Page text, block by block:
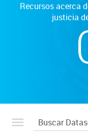
Recursos acerca
justicia